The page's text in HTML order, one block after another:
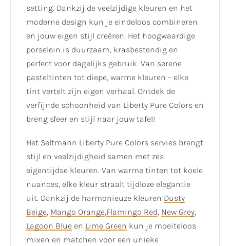
setting. Dankzij de veelzijdige kleuren en het
moderne design kun je eindeloos combineren
en jouw eigen stijl creëren. Het hoogwaardige
porselein is duurzaam, krasbestendig en
perfect voor dagelijks gebruik. Van serene
pasteltinten tot diepe, warme kleuren – elke
tint vertelt zijn eigen verhaal. Ontdek de
verfijnde schoonheid van Liberty Pure Colors en
breng sfeer en stijl naar jouw tafel!
Het Seltmann Liberty Pure Colors servies brengt
stijl en veelzijdigheid samen met zes
eigentijdse kleuren. Van warme tinten tot koele
nuances, elke kleur straalt tijdloze elegantie
uit. Dankzij de harmonieuze kleuren Dusty
Beige, Mango Orange,Flamingo Red, New Grey,
Lagoon Blue en Lime Green kun je moeiteloos
mixen en matchen voor een unieke